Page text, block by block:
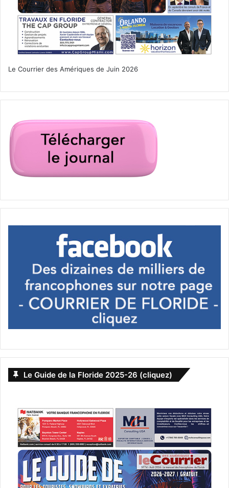
Le Courrier des Amériques de Juin 2026
Le Guide de la Floride 2025-26 (cliquez)